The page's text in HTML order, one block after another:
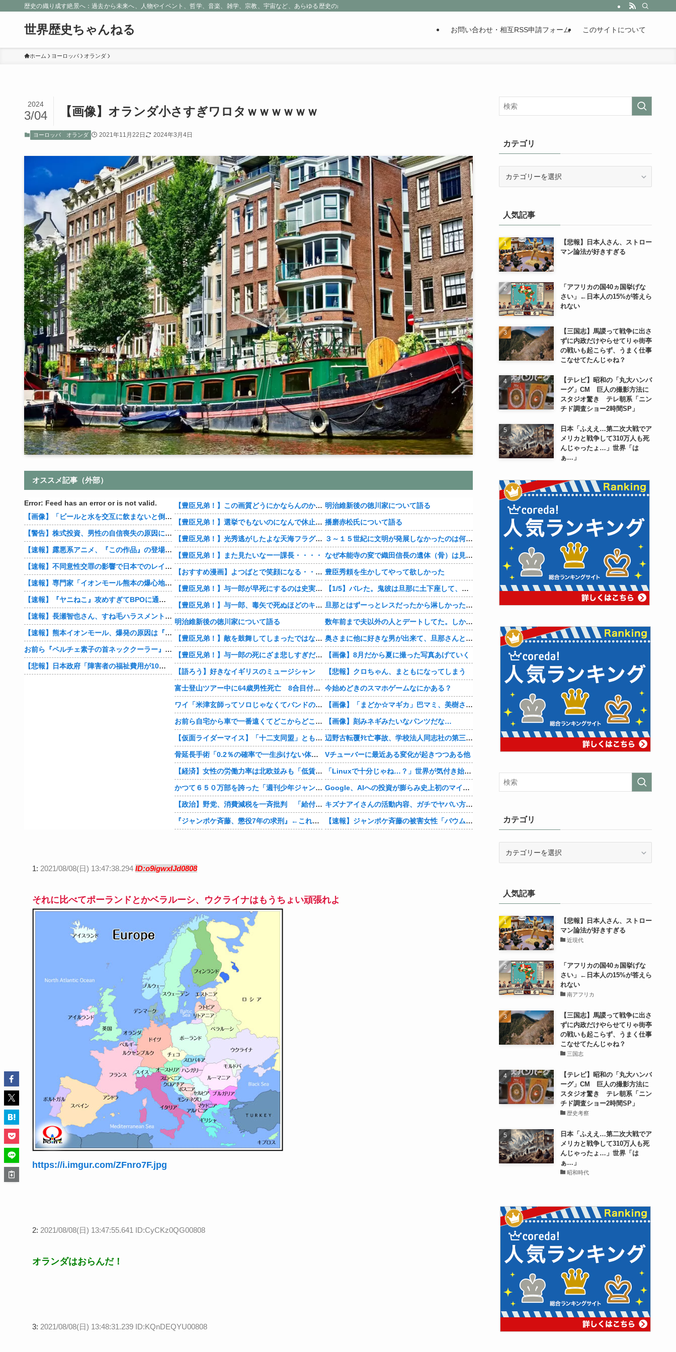
歴史の織り成す絶景へ：過去から未来へ、人物やイベント、哲学、音楽、雑学、宗教、宇宙など、あらゆる歴史の産物に包まれる魅惑の世界を探求しよう。歴史が苦手な人も魅了するまとめサイトです。
世界歴史ちゃんねる お問い合わせ・相互RSS申請フォーム このサイトについて
ホーム ヨーロッパ オランダ
【画像】オランダ小さすぎワロタｗｗｗｗｗｗ
2024
3/04
ヨーロッパ オランダ 2021年11月22日 2024年3月4日
オススメ記事（外部）
Error: Feed has an error or is not valid.
【画像】「ビールと水を交互に飲まないと倒れるグラス」発売
【警告】株式投資、男性の自信喪失の原因に… 6割超が「人生の敗者」自認
【速報】露悪系アニメ、『この作品』の登場で最盛期を迎えてしまう…
【速報】不同意性交罪の影響で日本でのレイプ認知件数爆増
【速報】専門家「イオンモール熊本の爆心地に”こんなもの”があったんだけど…」
【速報】『ヤニねこ』攻めすぎてBPOに通報される
【速報】長瀬智也さん、すね毛ハラスメントを謝罪「不快な思いをさせて申し訳ありませんでした」
【速報】熊本イオンモール、爆発の原因は『これ』の可能性
お前ら『ペルチェ素子の首ネッククーラー』使ったことあるか？
【悲報】日本政府「障害者の福祉費用が10年で2倍になったので抑制します」
【豊臣兄弟！】この画質どうにかならんのか・・・？
【豊臣兄弟！】選挙でもないのになんで休止・・・？
【豊臣兄弟！】光秀逃がしたよな天海フラグすぎる・・・・
【豊臣兄弟！】また見たいなー一課長・・・・
【おすすめ漫画】よつばとで笑顔になる・・・・
【豊臣兄弟！】与一郎が早死にするのは史実なの・・・？
【豊臣兄弟！】与一郎、毒矢で死ぬほどのキャラだったっけ・・・・
明治維新後の徳川家について語る
【豊臣兄弟！】敵を鼓舞してしまったではないか・・・？
【豊臣兄弟！】与一郎の死にざま悲しすぎだろ・・・？
【語ろう】好きなイギリスのミュージシャン
富士登山ツアー中に64歳男性死亡 8合目付近で意識失う
ワイ「米津玄師ってソロじゃなくてバンドのボーカルならよかったよね」
お前ら自宅から車で一番遠くてどこからどこまで行ったことある？
【仮面ライダーマイス】「十二支同盟」とも戦うらしいけど
骨延長手術「0.2％の確率で一生歩けない体になるけど足が10cm伸びます」←コスパ良すぎるだろ
【経済】女性の労働力率は北欧並みも「低賃金依存」の限界 団塊世代の完全引退で、企業が迫られる“最後の選択”
かつて６５０万部を誇った「週刊少年ジャンプ」、発行部数が初の100万部割れ
【政治】野党、消費減税を一斉批判 「給付優先」「財源示せ」
『ジャンポケ斉藤、懲役7年の求刑』←これｗｗｗｗｗｗｗｗｗｗｗｗｗｗｗｗｗｗ
明治維新後の徳川家について語る
播磨赤松氏について語る
３～１５世紀に文明が発展しなかったのは何故か？
なぜ本能寺の変で織田信長の遺体（骨）は見つからなかったのか
豊臣秀頼を生かしてやって欲しかった
【1/5】バレた。鬼彼は旦那に土下座して、家族には言わないで下さいって…。いつの間にか子供も出来ていたようで私はドン引きでした。→お前の旦那はお前にドン引きだよｗ
旦那とはずーっとレスだったから淋しかった。彼とは魔が差したというか恋に恋してしまって… 結婚してくれ！って言われたけど、それは彼が毎日色々したいだけ。やっと目が覚めた。
数年前まで夫以外の人とデートしてた。しかも相手はみんな夫の仕事関係の人。例えるなら夫はサッカーチームの管理栄養士、デート相手複数人は全員そのサッカーチーム選手みたいな。
奥さまに他に好きな男が出来て、旦那さんと離婚したいため旦那さんのＤＶをでっちあげて、まんまと周りを騙している話を聞いたのは、未来の鬼女たちだったｗ
【画像】8月だから夏に撮った写真あげていく
【悲報】クロちゃん、まともになってしまう
今始めどきのスマホゲームなにかある？
【画像】「まどか☆マギカ」巴マミ、美樹さやか、佐倉杏子エロすぎ放課後えんこーハメ撮りどぴゅどぴゅエチエチが最高すぎる❣
【画像】刻みネギみたいなパンツだな…
辺野古転覆ﾀﾋ亡事故、学校法人同志社の第三者委員会が調査報告書を公表 … 安全配慮義務違反や安全管理に関する検証を妨げた組織風土の存在を指摘
Vチューバーに最近ある変化が起きつつある他
「Linuxで十分じゃね…？」世界が気付き始める他
Google、AIへの投資が膨らみ史上初のマイナスキャッシュフローに陥る他
キズナアイさんの活動内容、ガチでヤバい方向へ他
【速報】ジャンポケ斉藤の被害女性「バウムクーヘン売ったりTikTokライブしててムカついたから示談しなかった」他
1: 2021/08/08(日) 13:47:38.294 ID:o9igwxIJd0808
それに比べてポーランドとかベラルーシ、ウクライナはもうちょい頑張れよ
https://i.imgur.com/ZFnro7F.jpg
2: 2021/08/08(日) 13:47:55.641 ID:CyCKz0QG00808
オランダはおらんだ！
3: 2021/08/08(日) 13:48:31.239 ID:KQnDEQYU00808
カテゴリ
人気記事
【悲報】日本人さん、ストロー
マン論法が好きすぎる
「アフリカの国40ヵ国挙げな
さい」←日本人の15%が答えら
れない
【三国志】馬謖って戦争に出さ
ずに内政だけやらせてりゃ街亭
の戦いも起こらず、うまく仕事
こなせてたんじゃね？
【テレビ】昭和の「丸大ハンバ
ーグ」CM 巨人の撮影方法に
スタジオ驚き テレ朝系「ニン
チド調査ショー2時間SP」
日本「ふええ…第二次大戦でア
メリカと戦争して310万人も死
んじゃったょ…」世界「は
ぁ…」
カテゴリ
人気記事
【悲報】日本人さん、ストロー
マン論法が好きすぎる
近現代
「アフリカの国40ヵ国挙げな
さい」←日本人の15%が答えら
れない
南アフリカ
【三国志】馬謖って戦争に出さ
ずに内政だけやらせてりゃ街亭
の戦いも起こらず、うまく仕事
こなせてたんじゃね？
三国志
【テレビ】昭和の「丸大ハンバ
ーグ」CM 巨人の撮影方法に
スタジオ驚き テレ朝系「ニン
チド調査ショー2時間SP」
歴史考察
日本「ふええ…第二次大戦でア
メリカと戦争して310万人も死
んじゃったょ…」世界「は
ぁ…」
昭和時代